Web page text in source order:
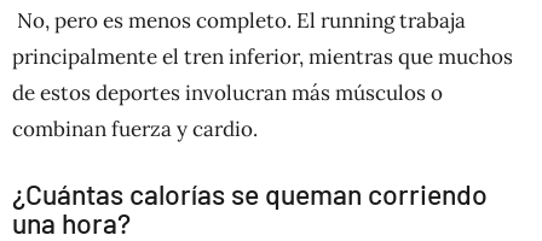
No, pero es menos completo. El running trabaja
principalmente el tren inferior, mientras que muchos
de estos deportes involucran más músculos o
combinan fuerza y cardio.
¿Cuántas calorías se queman corriendo
una hora?